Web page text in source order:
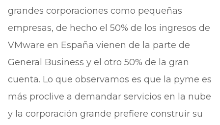
grandes corporaciones como pequeñas
empresas, de hecho el 50% de los ingresos de
VMware en España vienen de la parte de
General Business y el otro 50% de la gran
cuenta. Lo que observamos es que la pyme es
más proclive a demandar servicios en la nube
y la corporación grande prefiere construir su